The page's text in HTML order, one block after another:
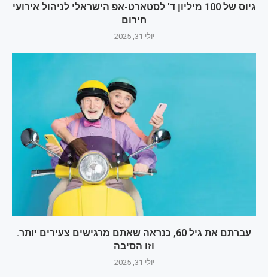
גיוס של 100 מיליון ד' לסטארט-אפ הישראלי לניהול אירועי
חירום
יולי 31, 2025
עברתם את גיל 60, כנראה שאתם מרגישים צעירים יותר.
וזו הסיבה
יולי 31, 2025